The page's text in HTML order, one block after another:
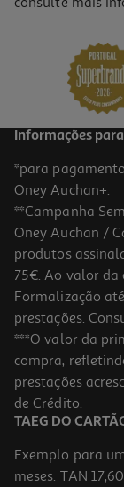
Capa Chroma
16,99 €
Capa Cellularline
9.99 €/un
9,99 €
Informações
*para
Oney Auchan+.
**Campanha
Oney Auchan /
produtos
75€. Ao valor da
Formalização
prestações.
***O valor da
compra,
prestações
de Crédito.
TAEG DO
Exemplo para
meses. TAN